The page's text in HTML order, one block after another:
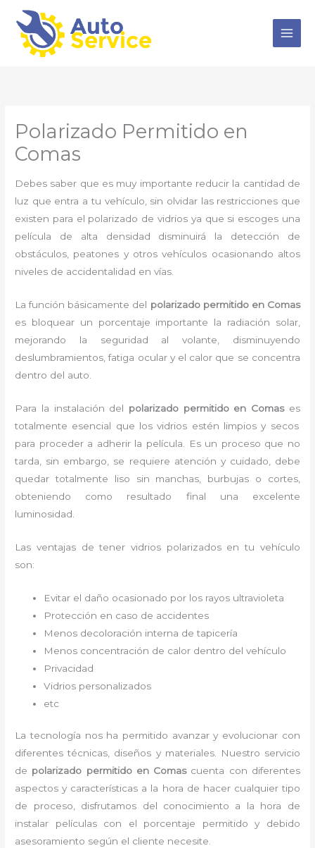
contenido
Polarizado Permitido en
Comas
Debes saber que es muy importante reducir la cantidad de
luz que entra a tu vehículo, sin olvidar las restricciones que
existen para el polarizado de vidrios ya que si escoges una
película de alta densidad disminuirá la detección de
obstáculos, peatones y otros vehículos ocasionando altos
niveles de accidentalidad en vías.
La función básicamente del polarizado permitido en Comas
es bloquear un porcentaje importante la radiación solar,
mejorando la seguridad al volante, disminuyendo
deslumbramientos, fatiga ocular y el calor que se concentra
dentro del auto.
Para la instalación del polarizado permitidoen Comas es
totalmente esencial que los vidrios estén limpios y secos
para proceder a adherir la película. Es un proceso que no
tarda, sin embargo, se requiere atención y cuidado, debe
quedar totalmente liso sin manchas, burbujas o cortes,
obteniendo como resultado final una excelente
luminosidad.
Las ventajas de tener vidrios polarizados en tu vehículo
son:
Evitar el daño ocasionado por los rayos ultravioleta
Protección en caso de accidentes
Menos decoloración interna de tapicería
Menos concentración de calor dentro del vehículo
Privacidad
Vidrios personalizados
etc
La tecnología nos ha permitido avanzar y evolucionar con
diferentes técnicas, diseños y materiales. Nuestro servicio
de polarizado permitidoen Comascuenta con diferentes
aspectos y características a la hora de hacer cualquier tipo
de proceso, disfrutamos del conocimiento a la hora de
instalar películas con el porcentaje permitido y debido
asesoramiento según el cliente necesite.